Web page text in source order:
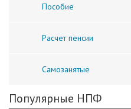
Пособие
Расчет пенсии
Самозанятые
Популярные НПФ